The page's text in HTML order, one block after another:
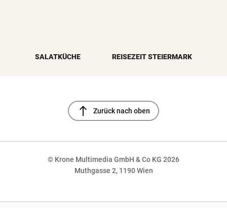
SALATKÜCHE REISEZEIT STEIERMARK
north Zurück nach oben
© Krone Multimedia GmbH & Co KG 2026
Muthgasse 2, 1190 Wien
NaN%